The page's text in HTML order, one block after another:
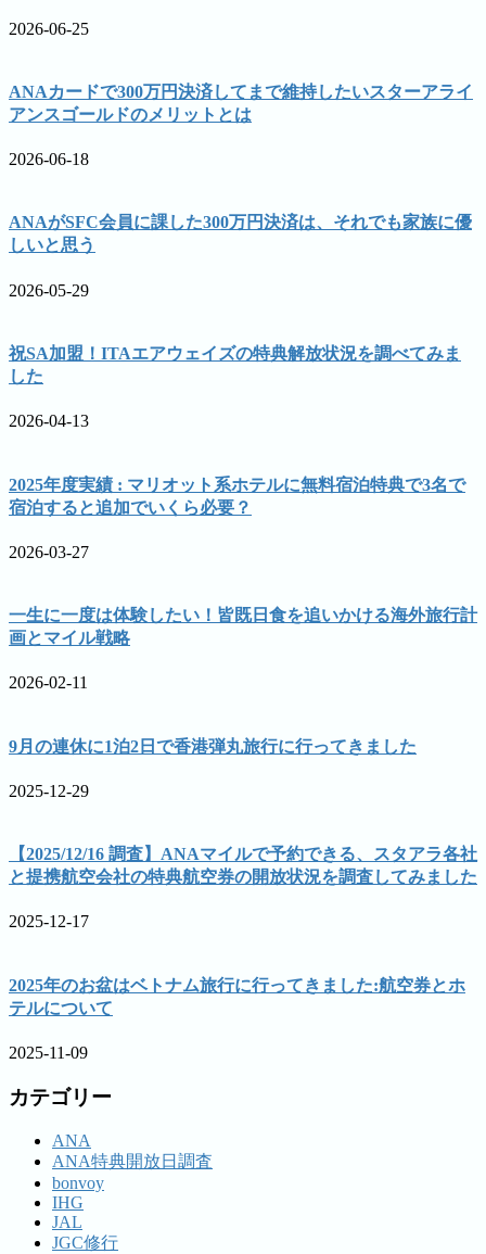
2026-06-25
ANAカードで300万円決済してまで維持したいスターアライ
アンスゴールドのメリットとは
2026-06-18
ANAがSFC会員に課した300万円決済は、それでも家族に優
しいと思う
2026-05-29
祝SA加盟！ITAエアウェイズの特典解放状況を調べてみま
した
2026-04-13
2025年度実績 : マリオット系ホテルに無料宿泊特典で3名で
宿泊すると追加でいくら必要？
2026-03-27
一生に一度は体験したい！皆既日食を追いかける海外旅行計
画とマイル戦略
2026-02-11
9月の連休に1泊2日で香港弾丸旅行に行ってきました
2025-12-29
【2025/12/16 調査】ANAマイルで予約できる、スタアラ各社
と提携航空会社の特典航空券の開放状況を調査してみました
2025-12-17
2025年のお盆はベトナム旅行に行ってきました:航空券とホ
テルについて
2025-11-09
カテゴリー
ANA
ANA特典開放日調査
bonvoy
IHG
JAL
JGC修行